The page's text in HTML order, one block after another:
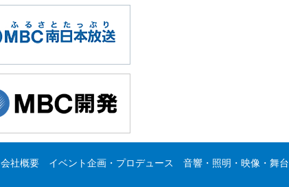
会社概要 イベント企画・プロデュース 音響・照明・映像・舞台